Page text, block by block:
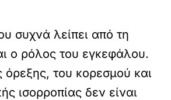
συχνά λείπει από τη
ο ρόλος του εγκεφάλου.
όρεξης, του κορεσμού και
ισορροπίας δεν είναι